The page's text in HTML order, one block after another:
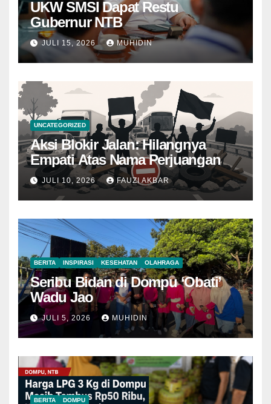
UKW SMSI Dapat Restu
Gubernur NTB
JULI 15, 2026 MUHIDIN
UNCATEGORIZED
Aksi Blokir Jalan: Hilangnya
Empati Atas Nama Perjuangan
JULI 10, 2026 FAUZI AKBAR
BERITA INSPIRASI KESEHATAN OLAHRAGA
Seribu Bidan di Dompu ‘Obati’
Wadu Jao
JULI 5, 2026 MUHIDIN
BERITA DOMPU